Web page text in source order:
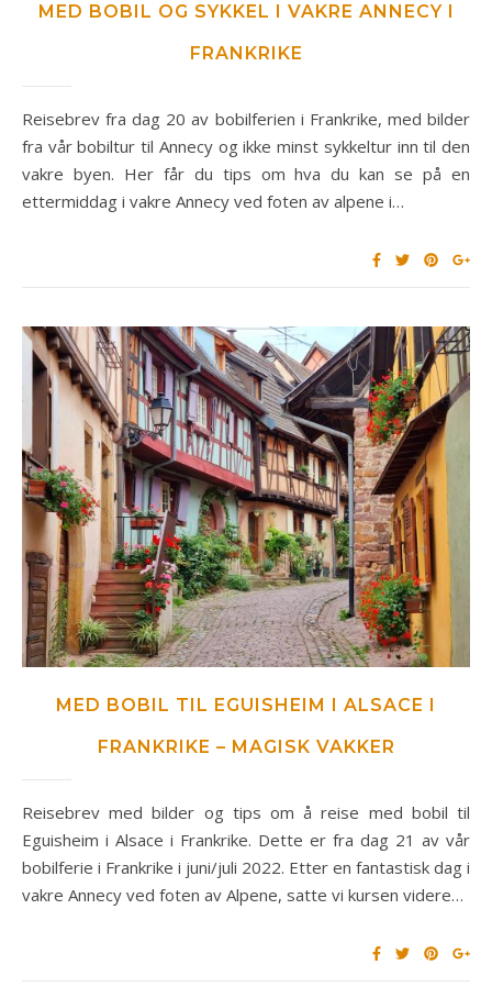
MED BOBIL OG SYKKEL I VAKRE ANNECY I
FRANKRIKE
Reisebrev fra dag 20 av bobilferien i Frankrike, med bilder
fra vår bobiltur til Annecy og ikke minst sykkeltur inn til den
vakre byen. Her får du tips om hva du kan se på en
ettermiddag i vakre Annecy ved foten av alpene i…
MED BOBIL TIL EGUISHEIM I ALSACE I
FRANKRIKE – MAGISK VAKKER
Reisebrev med bilder og tips om å reise med bobil til
Eguisheim i Alsace i Frankrike. Dette er fra dag 21 av vår
bobilferie i Frankrike i juni/juli 2022. Etter en fantastisk dag i
vakre Annecy ved foten av Alpene, satte vi kursen videre…